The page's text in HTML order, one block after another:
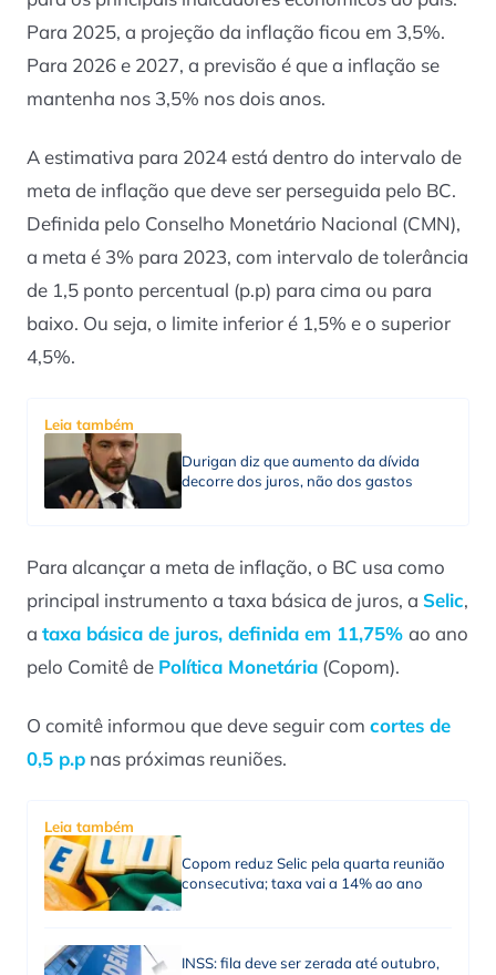
Para 2025, a projeção da inflação ficou em 3,5%.
Para 2026 e 2027, a previsão é que a inflação se
mantenha nos 3,5% nos dois anos.
A estimativa para 2024 está dentro do intervalo de
meta de inflação que deve ser perseguida pelo BC.
Definida pelo Conselho Monetário Nacional (CMN),
a meta é 3% para 2023, com intervalo de tolerância
de 1,5 ponto percentual (p.p) para cima ou para
baixo. Ou seja, o limite inferior é 1,5% e o superior
4,5%.
Leia também
Durigan diz que aumento da dívida
decorre dos juros, não dos gastos
Para alcançar a meta de inflação, o BC usa como
principal instrumento a taxa básica de juros, a Selic,
a taxa básica de juros, definida em 11,75% ao ano
pelo Comitê de Política Monetária (Copom).
O comitê informou que deve seguir com cortes de
0,5 p.p nas próximas reuniões.
Leia também
Copom reduz Selic pela quarta reunião
consecutiva; taxa vai a 14% ao ano
INSS: fila deve ser zerada até outubro,